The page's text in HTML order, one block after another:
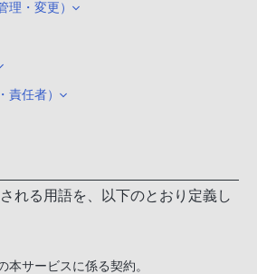
理・変更）
責任者）
れる用語を、以下のとおり定義し
本サービスに係る契約。